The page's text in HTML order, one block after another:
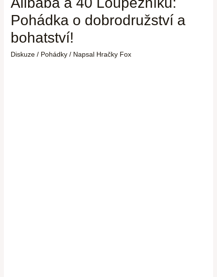
Pohádka o dobrodružství a
bohatství!
Diskuze / Pohádky/ Napsal Hračky Fox